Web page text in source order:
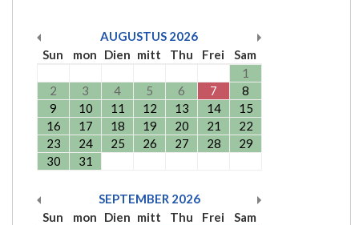
AUGUSTUS 2026
Sun
mon Dien mitt Thu Frei
Sam
1
2
3 4 5 6 7
8
9
10 11 12 13 14
15
16
17 18 19 20 21
22
23
24 25 26 27 28
29
30
31
SEPTEMBER 2026
Sun
mon Dien mitt Thu Frei
Sam